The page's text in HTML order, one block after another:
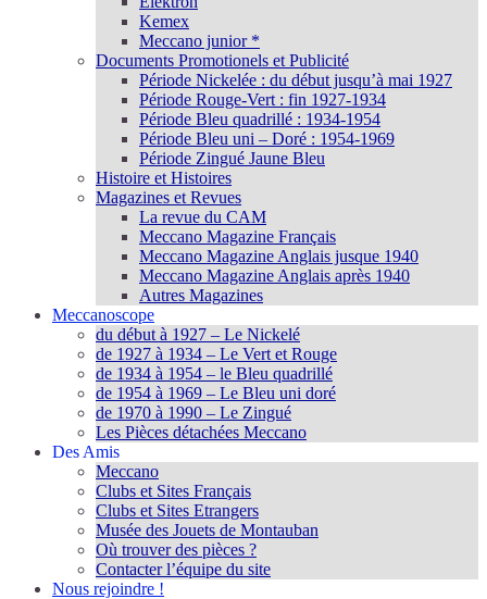
Kemex
Meccano junior *
Documents Promotionels et Publicité
Période Nickelée : du début jusqu’à mai 1927
Période Rouge-Vert : fin 1927-1934
Période Bleu quadrillé : 1934-1954
Période Bleu uni – Doré : 1954-1969
Période Zingué Jaune Bleu
Histoire et Histoires
Magazines et Revues
La revue du CAM
Meccano Magazine Français
Meccano Magazine Anglais jusque 1940
Meccano Magazine Anglais après 1940
Autres Magazines
Meccanoscope
du début à 1927 – Le Nickelé
de 1927 à 1934 – Le Vert et Rouge
de 1934 à 1954 – le Bleu quadrillé
de 1954 à 1969 – Le Bleu uni doré
de 1970 à 1990 – Le Zingué
Les Pièces détachées Meccano
Des Amis
Meccano
Clubs et Sites Français
Clubs et Sites Etrangers
Musée des Jouets de Montauban
Où trouver des pièces ?
Contacter l’équipe du site
Nous rejoindre !